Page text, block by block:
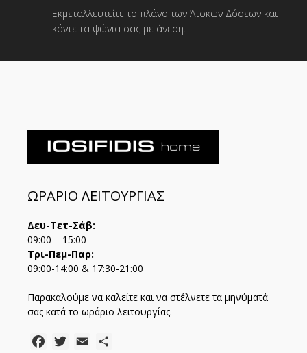
Εκμεταλλευτείτε το πλάνο των Άτοκων Δόσεων και
κάντε τα ψώνια σας με άνεση.
ΩΡΑΡΙΟ ΛΕΙΤΟΥΡΓΙΑΣ
Δευ-Τετ-Σάβ:
09:00 – 15:00
Τρι-Πεμ-Παρ:
09:00-14:00 & 17:30-21:00
Παρακαλούμε να καλείτε και να στέλνετε τα μηνύματά
σας κατά το ωράριο λειτουργίας.
FacebookTwitter
Email